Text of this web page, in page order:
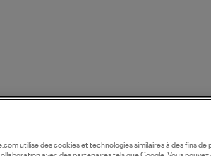
utilise des cookies et technologies similaires à des fins